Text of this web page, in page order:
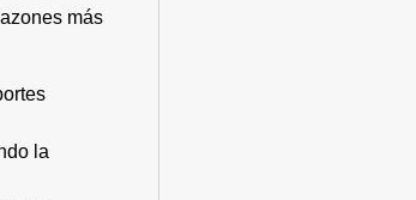
más
la